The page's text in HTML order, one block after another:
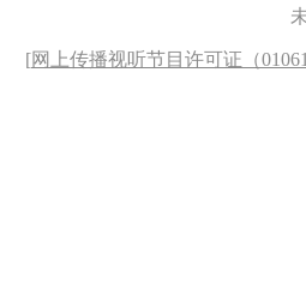
[网上传播视听节目许可证（